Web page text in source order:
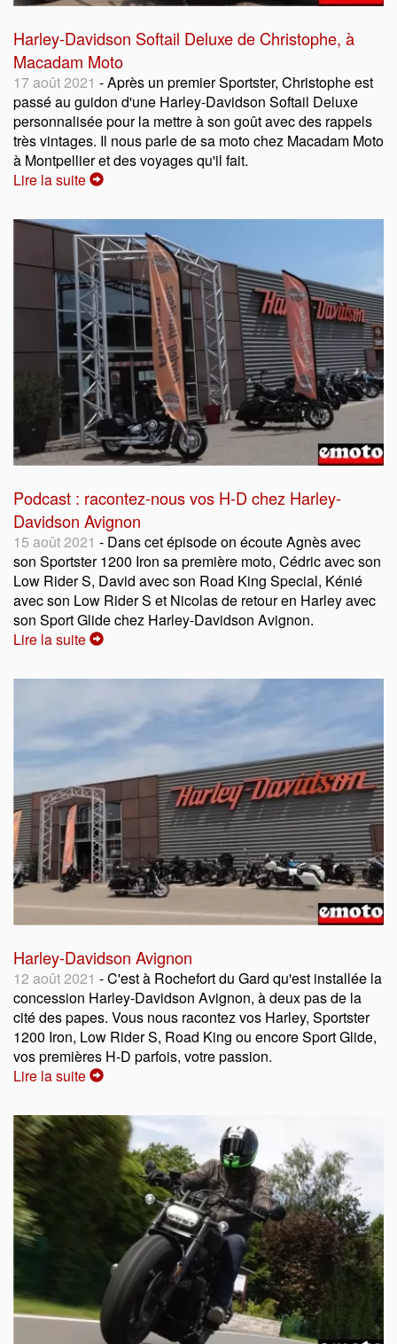
Harley-Davidson Softail Deluxe de Christophe, à
Macadam Moto
17 août 2021 - Après un premier Sportster, Christophe est
passé au guidon d'une Harley-Davidson Softail Deluxe
personnalisée pour la mettre à son goût avec des rappels
très vintages. Il nous parle de sa moto chez Macadam Moto
à Montpellier et des voyages qu'il fait.
Lire la suite
Podcast : racontez-nous vos H-D chez Harley-
Davidson Avignon
15 août 2021 - Dans cet épisode on écoute Agnès avec
son Sportster 1200 Iron sa première moto, Cédric avec son
Low Rider S, David avec son Road King Special, Kénié
avec son Low Rider S et Nicolas de retour en Harley avec
son Sport Glide chez Harley-Davidson Avignon.
Lire la suite
Harley-Davidson Avignon
12 août 2021 - C'est à Rochefort du Gard qu'est installée la
concession Harley-Davidson Avignon, à deux pas de la
cité des papes. Vous nous racontez vos Harley, Sportster
1200 Iron, Low Rider S, Road King ou encore Sport Glide,
vos premières H-D parfois, votre passion.
Lire la suite